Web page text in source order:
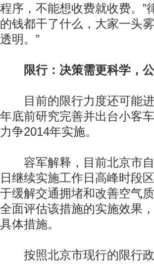
程序，不能想收费就收费。”
的钱都干了什么，大家一头
透明。”
限行：决策需更科学，
目前的限行力度还可能进
年底前研究完善并出台小客
力争2014年实施。
容军解释，目前北京市自
日继续实施工作日高峰时段
于缓解交通拥堵和改善空气
全面评估该措施的实施效果
具体措施。
按照北京市现行的限行政